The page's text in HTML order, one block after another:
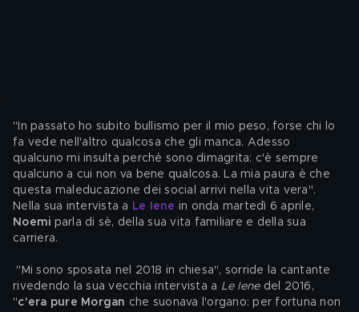
"In passato ho subito bullismo per il mio peso, forse chi lo
fa vede nell'altro qualcosa che gli manca. Adesso
qualcuno mi insulta perché sono dimagrita: c'è sempre
qualcuno a cui non va bene qualcosa. La mia paura è che
questa maleducazione dei social arrivi nella vita vera".
Nella sua intervista a Le Iene in onda martedì 6 aprile,
Noemi parla di sè, della sua vita familiare e della sua
carriera.
rivedendo la sua vecchia intervista a Le Iene del 2016,
"c'era pure Morgan che suonava l'organo: per fortuna non